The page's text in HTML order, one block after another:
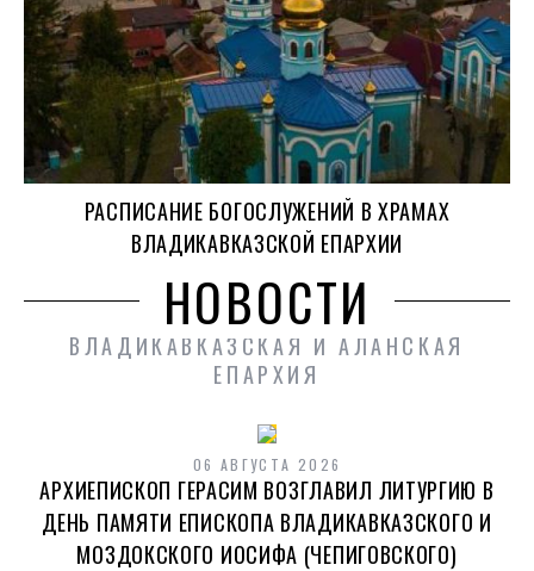
РАСПИСАНИЕ БОГОСЛУЖЕНИЙ В ХРАМАХ
ВЛАДИКАВКАЗСКОЙ ЕПАРХИИ
НОВОСТИ
ВЛАДИКАВКАЗСКАЯ И АЛАНСКАЯ
ЕПАРХИЯ
06 АВГУСТА 2026
АРХИЕПИСКОП ГЕРАСИМ ВОЗГЛАВИЛ ЛИТУРГИЮ В
ДЕНЬ ПАМЯТИ ЕПИСКОПА ВЛАДИКАВКАЗСКОГО И
МОЗДОКСКОГО ИОСИФА (ЧЕПИГОВСКОГО)